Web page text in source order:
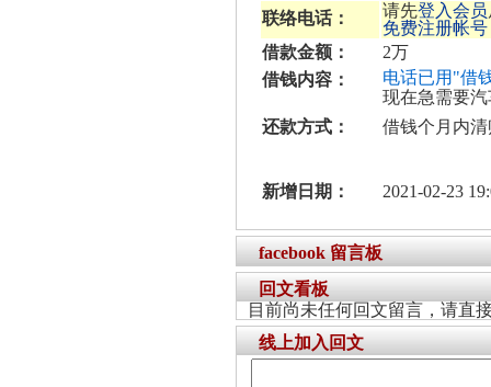
联络电话： 请先登入会员
免费注册帐号
借款金额：
2万
借钱内容：
电话已用"借
现在急需要
还款方式：
借钱个月内
新增日期： 2021-02-23
facebook 留言板
回文看板
目前尚未任何回文留言，请直
线上加入回文